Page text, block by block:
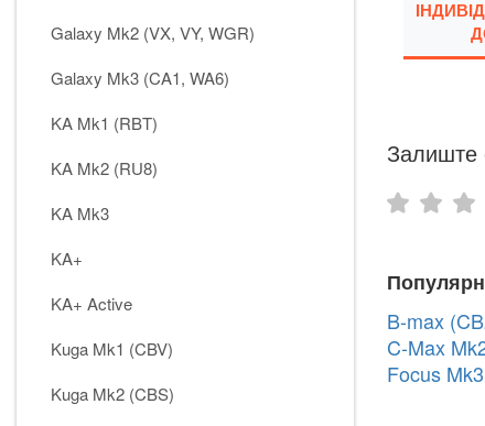
Galaxy Mk2 (VX, VY, WGR)
Galaxy Mk3 (CA1, WA6)
KA Mk1 (RBT)
KA Mk2 (RU8)
KA Mk3
KA+
KA+ Active
Kuga Mk1 (CBV)
Kuga Mk2 (CBS)
Залиште
B-max
C-Max
Focus